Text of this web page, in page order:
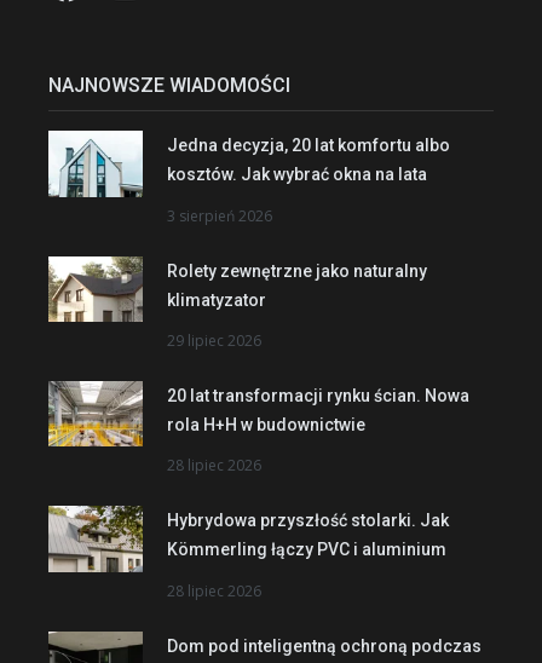
NAJNOWSZE WIADOMOŚCI
Jedna decyzja, 20 lat komfortu albo
kosztów. Jak wybrać okna na lata
3 sierpień 2026
Rolety zewnętrzne jako naturalny
klimatyzator
29 lipiec 2026
20 lat transformacji rynku ścian. Nowa
rola H+H w budownictwie
28 lipiec 2026
Hybrydowa przyszłość stolarki. Jak
Kömmerling łączy PVC i aluminium
28 lipiec 2026
Dom pod inteligentną ochroną podczas